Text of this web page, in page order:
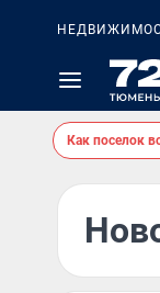
Как поселок